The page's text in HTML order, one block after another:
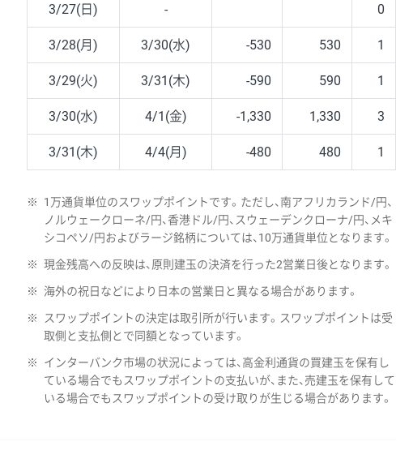
3/27(日) - 0
3/28(月) 3/30(水) -530 530 1
3/29(火) 3/31(木) -590 590 1
3/30(水) 4/1(金) -1,330 1,330 3
3/31(木) 4/4(月) -480 480 1
※
1万通貨単位のスワップポイントです。ただし、南アフリカランド/円、
ノルウェークローネ/円、香港ドル/円、スウェーデンクローナ/円、メキ
シコペソ/円およびラージ銘柄については、10万通貨単位となります。
※ 現金残高への反映は、原則建玉の決済を行った2営業日後となります。
※ 海外の祝日などにより日本の営業日と異なる場合があります。
※
スワップポイントの決定は取引所が行います。スワップポイントは受
取側と支払側とで同額となっています。
※
インターバンク市場の状況によっては、高金利通貨の買建玉を保有し
ている場合でもスワップポイントの支払いが、また、売建玉を保有して
いる場合でもスワップポイントの受け取りが生じる場合があります。